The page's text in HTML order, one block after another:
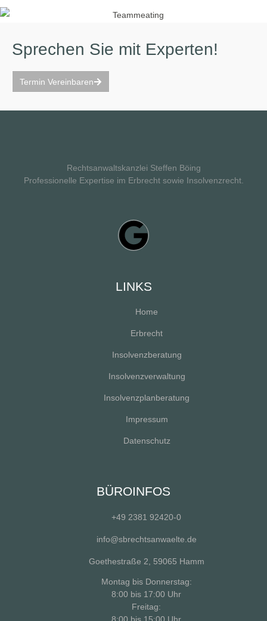
Sprechen Sie mit Experten!
Termin Vereinbaren
Rechtsanwaltskanzlei Steffen Böing
Professionelle Expertise im Erbrecht sowie Insolvenzrecht.
LINKS
Home
Erbrecht
Insolvenzberatung
Insolvenzverwaltung
Insolvenzplanberatung
Impressum
Datenschutz
BÜROINFOS
+49 2381 92420-0
info@sbrechtsanwaelte.de
Goethestraße 2, 59065 Hamm
Montag bis Donnerstag:
8:00 bis 17:00 Uhr
Freitag:
8:00 bis 15:00 Uhr